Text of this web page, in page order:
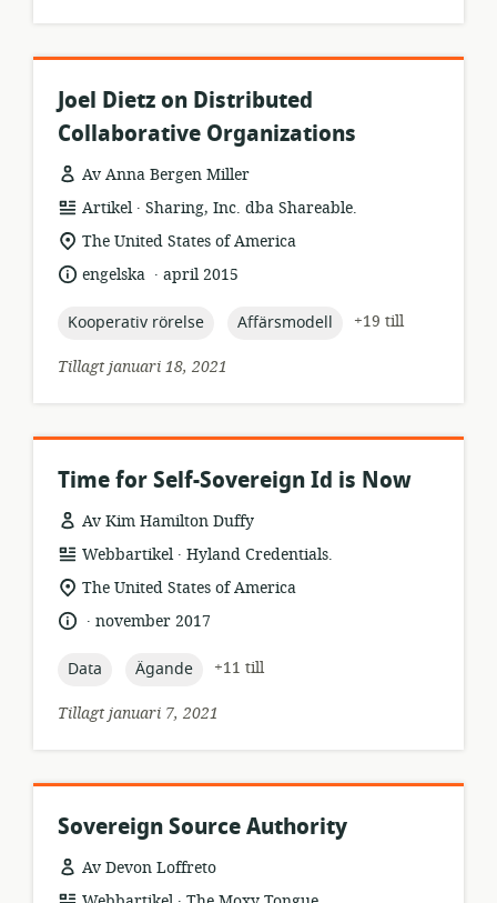
Joel Dietz on Distributed
Collaborative Organizations
Av Anna Bergen Miller
resursformat:
Artikel .
utgivare:
Sharing, Inc. dba Shareable.
relevant
plats:
The United States of America
språk:engelska .
publiceringsdatum:
april 2015
topic:
Kooperativ rörelse topic:
Affärsmodell
+19 till
Tillagt januari 18, 2021
Time for Self-Sovereign Id is Now
Av Kim Hamilton Duffy
resursformat:
Webbartikel .
utgivare:
Hyland Credentials.
relevant
The United States of America
språk:
.
publiceringsdatum:
november 2017
topic:
Data topic:
Ägande
+11 till
Tillagt januari 7, 2021
Sovereign Source Authority
Av Devon Loffreto
.